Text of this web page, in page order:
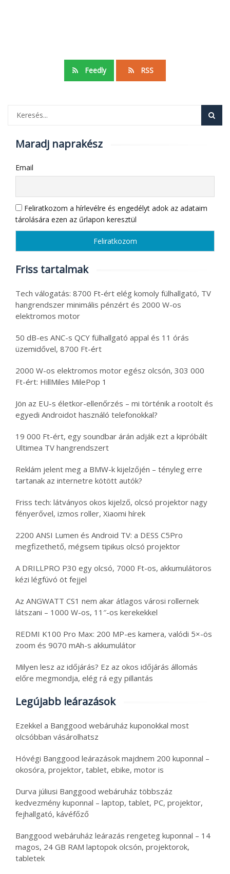
Feedly RSS
Maradj naprakész
Email
Feliratkozom a hírlevélre és engedélyt adok az adataim
tárolására ezen az űrlapon keresztül
Friss tartalmak
Tech válogatás: 8700 Ft-ért elég komoly fülhallgató, TV
hangrendszer minimális pénzért és 2000 W-os
elektromos motor
50 dB-es ANC-s QCY fülhallgató appal és 11 órás
üzemidővel, 8700 Ft-ért
2000 W-os elektromos motor egész olcsón, 303 000
Ft-ért: HillMiles MilePop 1
Jön az EU-s életkor-ellenőrzés – mi történik a rootolt és
egyedi Androidot használó telefonokkal?
19 000 Ft-ért, egy soundbar árán adják ezt a kipróbált
Ultimea TV hangrendszert
Reklám jelent meg a BMW-k kijelzőjén – tényleg erre
tartanak az internetre kötött autók?
Friss tech: látványos okos kijelző, olcsó projektor nagy
fényerővel, izmos roller, Xiaomi hírek
2200 ANSI Lumen és Android TV: a DESS C5Pro
megfizethető, mégsem tipikus olcsó projektor
A DRILLPRO P30 egy olcsó, 7000 Ft-os, akkumulátoros
kézi légfúvó öt fejjel
Az ANGWATT CS1 nem akar átlagos városi rollernek
látszani – 1000 W-os, 11″-os kerekekkel
REDMI K100 Pro Max: 200 MP-es kamera, valódi 5×-ös
zoom és 9070 mAh-s akkumulátor
Milyen lesz az időjárás? Ez az okos időjárás állomás
előre megmondja, elég rá egy pillantás
Legújabb leárazások
Ezekkel a Banggood webáruház kuponokkal most
olcsóbban vásárolhatsz
Hóvégi Banggood leárazások majdnem 200 kuponnal –
okosóra, projektor, tablet, ebike, motor is
Durva júliusi Banggood webáruház többszáz
kedvezmény kuponnal – laptop, tablet, PC, projektor,
fejhallgató, kávéfőző
Banggood webáruház leárazás rengeteg kuponnal – 14
magos, 24 GB RAM laptopok olcsón, projektorok,
tabletek